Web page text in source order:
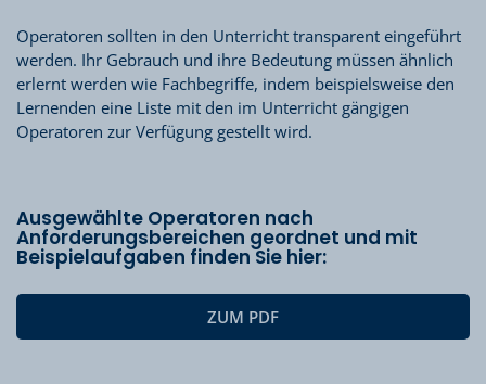
Operatoren sollten in den Unterricht transparent eingeführt
werden. Ihr Gebrauch und ihre Bedeutung müssen ähnlich
erlernt werden wie Fachbegriffe, indem beispielsweise den
Lernenden eine Liste mit den im Unterricht gängigen
Operatoren zur Verfügung gestellt wird.
Ausgewählte Operatoren nach
Anforderungsbereichen geordnet und mit
Beispielaufgaben finden Sie hier:
ZUM PDF